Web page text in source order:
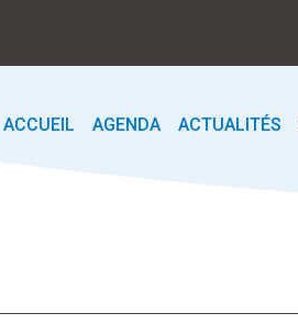
ACCUEIL AGENDA ACTUALITÉS